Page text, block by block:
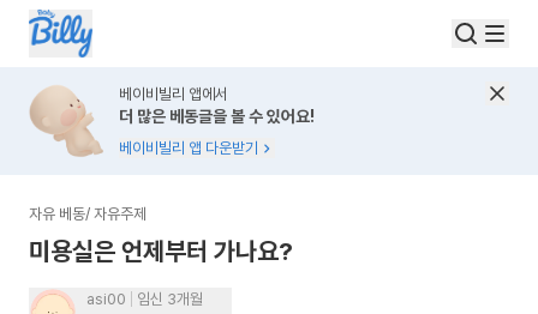
베이비빌리 앱에서
더 많은 베동글을 볼 수 있어요!
베이비빌리 앱 다운받기
자유 베동/ 자유주제
미용실은 언제부터 가나요?
asi00
임신 3개월